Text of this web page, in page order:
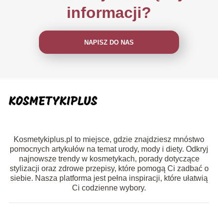
informacji?
NAPISZ DO NAS
Kosmetykiplus.pl to miejsce, gdzie znajdziesz mnóstwo
pomocnych artykułów na temat urody, mody i diety. Odkryj
najnowsze trendy w kosmetykach, porady dotyczące
stylizacji oraz zdrowe przepisy, które pomogą Ci zadbać o
siebie. Nasza platforma jest pełna inspiracji, które ułatwią
Ci codzienne wybory.